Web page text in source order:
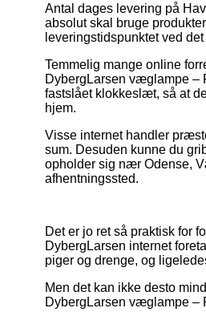
Antal dages levering på
absolut skal bruge
leveringstidspunktet ved
Temmelig mange online
DybergLarsen væglampe –
fastslået klokkeslæt, så at
hjem.
Visse internet handler
sum. Desuden kunne du
opholder sig nær Odense,
afhentningssted.
Det er jo ret så praktisk for
DybergLarsen internet
piger og drenge, og
Men det kan ikke desto
DybergLarsen væglampe –